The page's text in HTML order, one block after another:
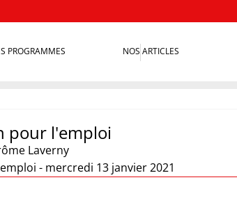
PROGRAMMES NOS ARTICLES
pour l'emploi
Laverny
- mercredi 13 janvier 2021